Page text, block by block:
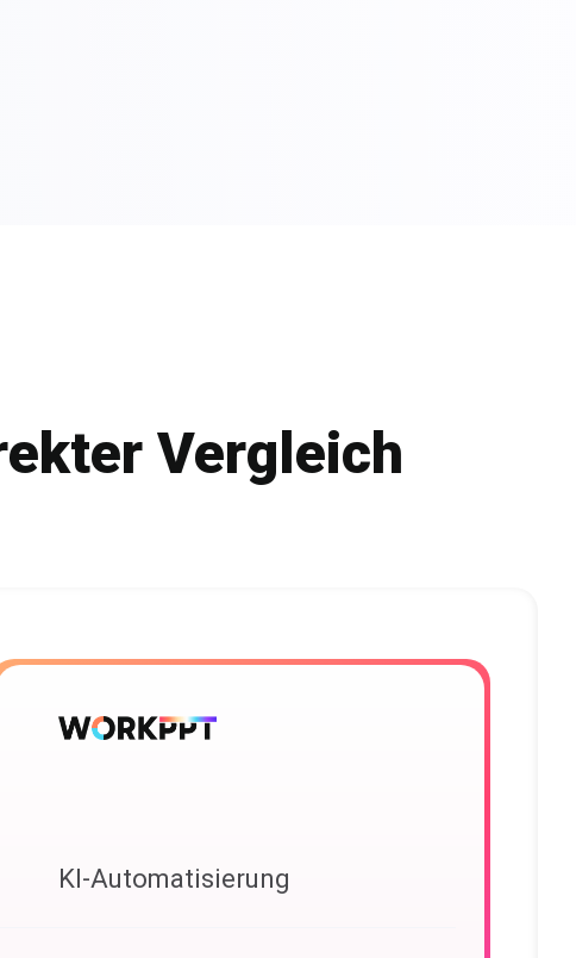
Vergleich
KI-Automatisierung